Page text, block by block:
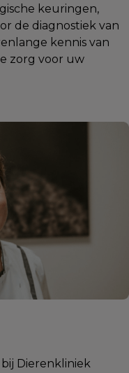
keuringen,
de diagnostiek van
kennis van
zorg voor uw
Dierenkliniek